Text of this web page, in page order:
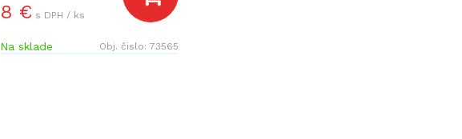
8 € s DPH / ks
Na sklade Obj. čislo:73565